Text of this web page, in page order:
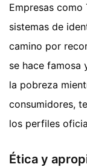
Empresas como
sistemas de
camino por
se hace famosa
la pobreza
consumidores,
los perfiles
Ética y